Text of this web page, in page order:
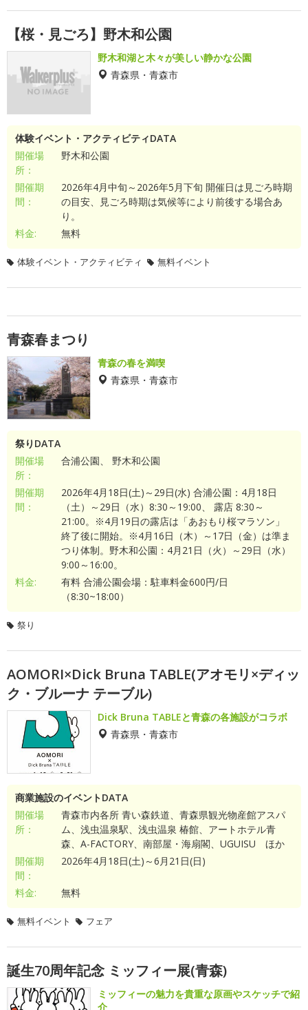
【桜・見ごろ】野木和公園
野木和湖と木々が美しい静かな公園
青森県・青森市
体験イベント・アクティビティDATA
開催場
所：
野木和公園
開催期
間：
2026年4月中旬～2026年5月下旬 開催日は見ごろ時期
の目安、見ごろ時期は気候等により前後する場合あ
り。
料金:
無料
体験イベント・アクティビティ 無料イベント
青森春まつり
青森の春を満喫
青森県・青森市
祭りDATA
開催場
所：
合浦公園、 野木和公園
開催期
間：
2026年4月18日(土)～29日(水) 合浦公園：4月18日
（土）～29日（水）8:30～19:00、 露店 8:30～
21:00。※4月19日の露店は「あおもり桜マラソン」
終了後に開始。※4月16日（木）～17日（金）は準ま
つり体制。野木和公園：4月21日（火）～29日（水）
9:00～16:00。
料金:
有料 合浦公園会場：駐車料金600円/日
（8:30~18:00）
祭り
AOMORI×Dick Bruna TABLE(アオモリ×ディッ
ク・ブルーナ テーブル)
Dick Bruna TABLEと青森の各施設がコラボ
青森県・青森市
商業施設のイベントDATA
開催場
所：
青森市内各所 青い森鉄道、青森県観光物産館アスパ
ム、浅虫温泉駅、浅虫温泉 椿館、アートホテル青
森、A-FACTORY、南部屋・海扇閣、UGUISU ほか
開催期
間：
2026年4月18日(土)～6月21日(日)
料金: 無料
無料イベント フェア
誕生70周年記念 ミッフィー展(青森)
ミッフィーの魅力を貴重な原画やスケッチで紹
介